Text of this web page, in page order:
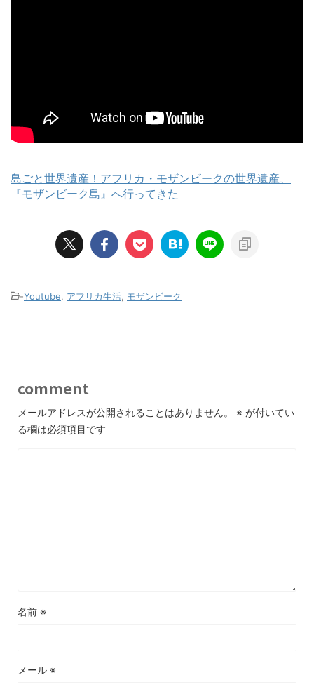
島ごと世界遺産！アフリカ・モザンビークの世界遺産、
『モザンビーク島』へ行ってきた
-Youtube, アフリカ生活, モザンビーク
comment
メールアドレスが公開されることはありません。 ※ が付いてい
る欄は必須項目です
名前 ※
メール ※